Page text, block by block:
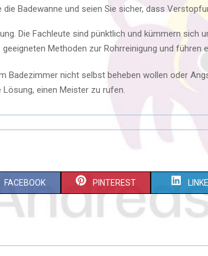
die Badewanne und seien Sie sicher, dass
Die Fachleute sind pünktlich und kümmern sich
Methoden zur Rohrreinigung und führen
Badezimmer nicht selbst beheben wollen oder
einen Meister zu rufen.
FACEBOOK PINTEREST